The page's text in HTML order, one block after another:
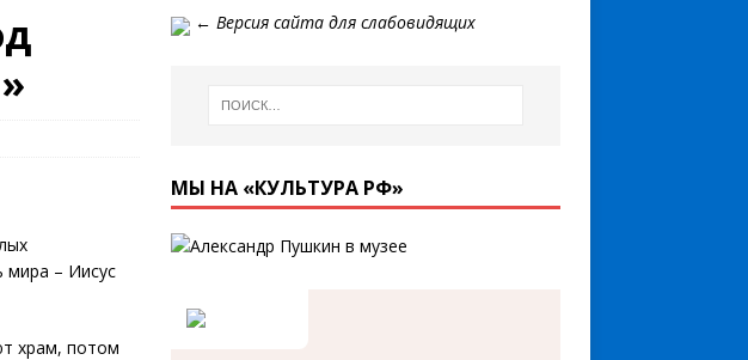
мира – Иисус
храм, потом
← Версия сайта для слабовидящих
МЫ НА «КУЛЬТУРА РФ»